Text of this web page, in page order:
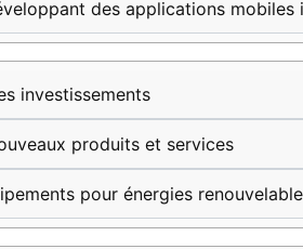
des applications mobiles
investissements
produits et services
pour énergies